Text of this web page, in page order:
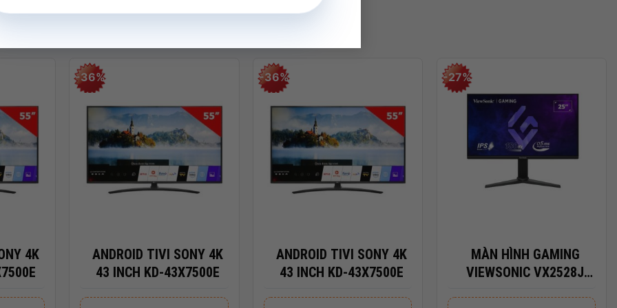
C® 10Gbps signaling rate (USB Power Delivery, DisplayPort™
and Charge)
A 10Gbps signaling rate
A 5Gbps signaling rate
2.1
1080p FHD camera with temporal noise reduction and
array digital microphones
4K
-36%
ANDROID TIVI SONY 4K
43 INCH KD-43X7500E
-36%
ANDROID TIVI SONY 4K
43 INCH KD-43X7500E
-27%
MÀN HÌNH GAMING
VIEWSONIC VX2528J